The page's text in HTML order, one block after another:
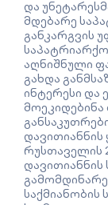
და
მდებარე
განკარგვის
აღნიშნული
გახდა
ინტერესი
დავითიანნის
რუსთაველის